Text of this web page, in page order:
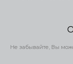
Не забывайте, Вы